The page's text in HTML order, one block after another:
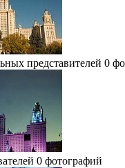
представителей 0
0 фотографий